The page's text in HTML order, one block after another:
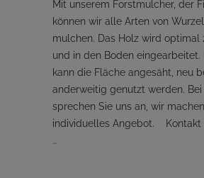
Mit unserem Forstmulcher, der
können wir alle Arten von
mulchen. Das Holz wird optimal
und in den Boden eingearbeitet.
kann die Fläche angesäht, neu
anderweitig genutzt werden. Bei
sprechen Sie uns an, wir
individuelles Angebot. Kontakt
…